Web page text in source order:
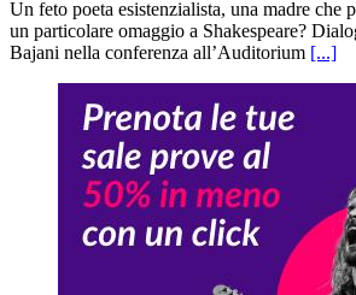
Un feto poeta esistenzialista, una madre che
un particolare omaggio a Shakespeare?
Bajani nella conferenza all’Auditorium [...]